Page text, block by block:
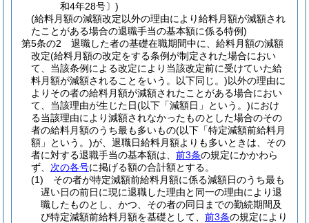
和4年28号〕)
(給料月額の減額改定以外の理由により給料月額が減額され
たことがある場合の退職手当の基本額に係る特例)
第5条の2
退職した者の基礎在職期間中に、給料月額の減額
改定(給料月額の改定をする条例が制定された場合におい
て、当該条例による改定により当該改定前に受けていた給
料月額が減額されることをいう。以下同じ。)以外の理由に
よりその者の給料月額が減額されたことがある場合におい
て、当該理由が生じた日(以下「減額日」という。)におけ
る当該理由により減額されなかったものとした場合のその
者の給料月額のうち最も多いもの(以下「特定減額前給料月
額」という。)が、退職日給料月額よりも多いときは、その
者に対する退職手当の基本額は、 前3条の規定にかかわら
ず、 次の各号に掲げる額の合計額とする。
(1)
その者が特定減額前給料月額に係る減額日のうち最も
遅い日の前日に現に退職した理由と同一の理由により退
職したものとし、かつ、その者の同日までの勤続期間及
び特定減額前給料月額を基礎として、 前3条の規定により